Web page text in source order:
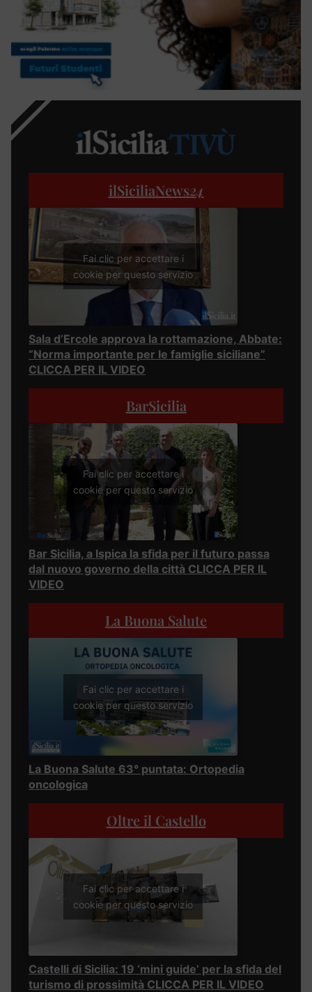
ilSiciliaNews24
Fai clic per accettare i
cookie per questo servizio
Sala d’Ercole approva la rottamazione, Abbate:
“Norma importante per le famiglie siciliane”
CLICCA PER IL VIDEO
BarSicilia
Fai clic per accettare i
cookie per questo servizio
Bar Sicilia, a Ispica la sfida per il futuro passa
dal nuovo governo della città CLICCA PER IL
VIDEO
La Buona Salute
Fai clic per accettare i
cookie per questo servizio
La Buona Salute 63° puntata: Ortopedia
oncologica
Oltre il Castello
Fai clic per accettare i
cookie per questo servizio
Castelli di Sicilia: 19 ‘mini guide’ per la sfida del
turismo di prossimità CLICCA PER IL VIDEO